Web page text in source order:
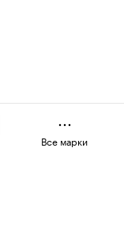
Все марки